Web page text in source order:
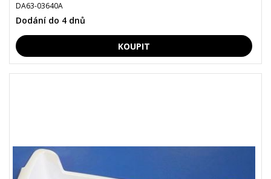
DA63-03640A
Dodání do 4 dnů